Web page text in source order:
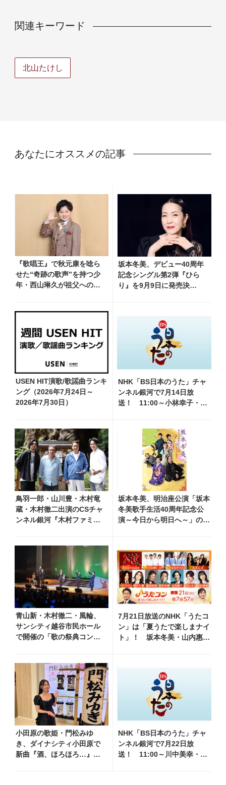
関連キーワード
北山たけし
あなたにオススメの記事
『歌唱王』で秋元康を唸ら
せた“奇跡の歌声”を持つ少
年・西山琳久が祖父への想
してくれた、 おじいちゃん
との絆を歌った曲を聴いて
ください！」
坂本冬美、デビュー40周年
記念シングル第2弾『ひら
り』を9月9日に発売決
USEN HIT演歌/歌謡曲ランキ
ング（2026年7月24日～
2026年7月30日）
NHK「BS日本のうた」チャ
ンネル銀河で7月14日放
送！ 11:00～小林幸子・新
送回の出演者・曲目情報
鳥羽一郎・山川豊・木村竜
蔵・木村徹二出演のCSチャ
ンネル銀河『木村ファミリ
（土）放送回の収録の模様
を密着レポート！
坂本冬美、明治座公演「坂本
冬美歌手生活40周年記念公
演～今日から明日へ～」のメ
青山新・木村徹二・風輪、
サンシティ越谷市民ホール
で開催の「歌の祭典コンサ
ら昭和・平成の名曲まで心
躍るステージを披露
7月21日放送のNHK「うたコ
ン」は「夏うたで楽しまナイ
ト」！ 坂本冬美・山内惠
小田原の歌姫・門松みゆ
き、ダイナシティ小田原で
新曲『酒、ほろほろ…』発
NHK「BS日本のうた」チャ
ンネル銀河で7月22日放
送！ 11:00～川中美幸・中